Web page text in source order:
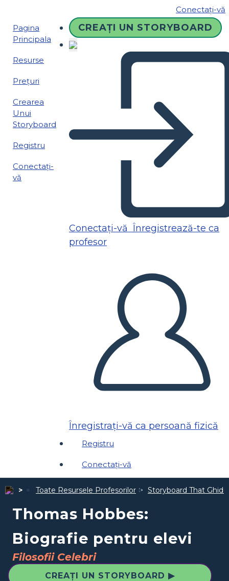
Conectați-vă
Pagina
Principala
Resurse
Prețuri
Crearea
Unui
Storyboard
Registru
Conectați-
vă
CREAȚI UN STORYBOARD
Conectați-vă Înregistrează-te ca
profesor
Înregistrați-vă ca persoană fizică
Registru
Conectați-vă
Toate Resursele Profesorilor Storyboard That
Thomas Hobbes:
Biografie pentru elevi
Filosofii Celebri
CREAȚI UN STORYBOARD ▶